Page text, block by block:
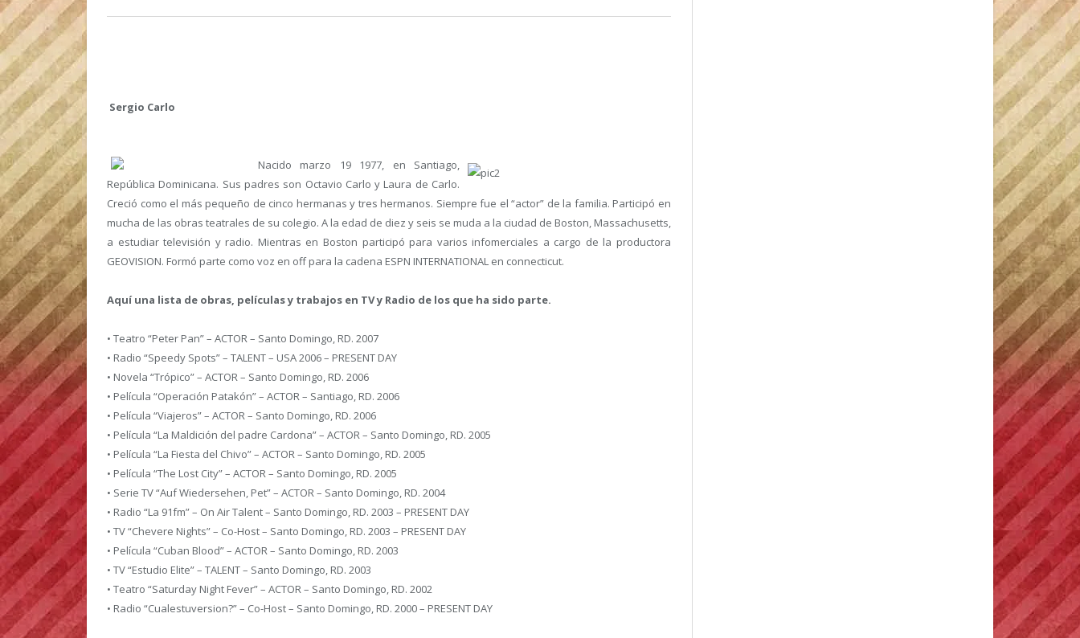
Sergio Carlo
Nacido marzo 19 1977, en Santiago,
República Dominicana. Sus padres son Octavio Carlo y Laura de Carlo.
Creció como el más pequeño de cinco hermanas y tres hermanos. Siempre fue el “actor” de la familia. Participó en
mucha de las obras teatrales de su colegio. A la edad de diez y seis se muda a la ciudad de Boston, Massachusetts,
a estudiar televisión y radio. Mientras en Boston participó para varios infomerciales a cargo de la productora
GEOVISION. Formó parte como voz en off para la cadena ESPN INTERNATIONAL en connecticut.
Aquí una lista de obras, películas y trabajos en TV y Radio de los que ha sido parte.
• Teatro “Peter Pan” – ACTOR – Santo Domingo, RD. 2007
• Radio “Speedy Spots” – TALENT – USA 2006 – PRESENT DAY
• Novela “Trópico” – ACTOR – Santo Domingo, RD. 2006
• Película “Operación Patakón” – ACTOR – Santiago, RD. 2006
• Película “Viajeros” – ACTOR – Santo Domingo, RD. 2006
• Película “La Maldición del padre Cardona” – ACTOR – Santo Domingo, RD. 2005
• Película “La Fiesta del Chivo” – ACTOR – Santo Domingo, RD. 2005
• Película “The Lost City” – ACTOR – Santo Domingo, RD. 2005
• Serie TV “Auf Wiedersehen, Pet” – ACTOR – Santo Domingo, RD. 2004
• Radio “La 91fm” – On Air Talent – Santo Domingo, RD. 2003 – PRESENT DAY
• TV “Chevere Nights” – Co-Host – Santo Domingo, RD. 2003 – PRESENT DAY
• Película “Cuban Blood” – ACTOR – Santo Domingo, RD. 2003
• TV “Estudio Elite” – TALENT – Santo Domingo, RD. 2003
• Teatro “Saturday Night Fever” – ACTOR – Santo Domingo, RD. 2002
• Radio “Cualestuversion?” – Co-Host – Santo Domingo, RD. 2000 – PRESENT DAY